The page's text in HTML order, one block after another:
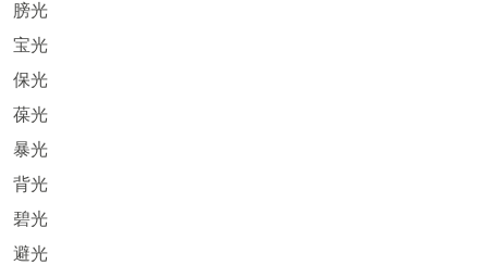
膀光
宝光
保光
葆光
暴光
背光
碧光
避光